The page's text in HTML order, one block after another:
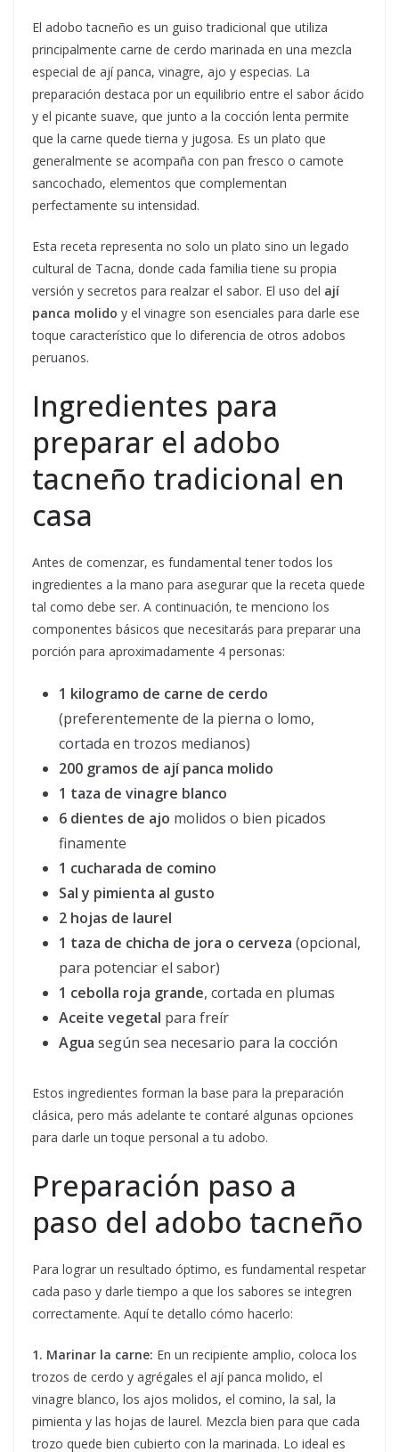
El adobo tacneño es un guiso tradicional que utiliza
principalmente carne de cerdo marinada en una mezcla
especial de ají panca, vinagre, ajo y especias. La
preparación destaca por un equilibrio entre el sabor ácido
y el picante suave, que junto a la cocción lenta permite
que la carne quede tierna y jugosa. Es un plato que
generalmente se acompaña con pan fresco o camote
sancochado, elementos que complementan
perfectamente su intensidad.
Esta receta representa no solo un plato sino un legado
cultural de Tacna, donde cada familia tiene su propia
versión y secretos para realzar el sabor. El uso del ají
panca molido y el vinagre son esenciales para darle ese
toque característico que lo diferencia de otros adobos
peruanos.
Ingredientes para
preparar el adobo
tacneño tradicional en
casa
Antes de comenzar, es fundamental tener todos los
ingredientes a la mano para asegurar que la receta quede
tal como debe ser. A continuación, te menciono los
componentes básicos que necesitarás para preparar una
porción para aproximadamente 4 personas:
1 kilogramo de carne de cerdo
(preferentemente de la pierna o lomo,
cortada en trozos medianos)
200 gramos de ají panca molido
1 taza de vinagre blanco
6 dientes de ajo molidos o bien picados
finamente
1 cucharada de comino
Sal y pimienta al gusto
2 hojas de laurel
1 taza de chicha de jora o cerveza (opcional,
para potenciar el sabor)
1 cebolla roja grande, cortada en plumas
Aceite vegetal para freír
Agua según sea necesario para la cocción
Estos ingredientes forman la base para la preparación
clásica, pero más adelante te contaré algunas opciones
para darle un toque personal a tu adobo.
Preparación paso a
paso del adobo tacneño
Para lograr un resultado óptimo, es fundamental respetar
cada paso y darle tiempo a que los sabores se integren
correctamente. Aquí te detallo cómo hacerlo:
1. Marinar la carne: En un recipiente amplio, coloca los
trozos de cerdo y agrégales el ají panca molido, el
vinagre blanco, los ajos molidos, el comino, la sal, la
pimienta y las hojas de laurel. Mezcla bien para que cada
trozo quede bien cubierto con la marinada. Lo ideal es